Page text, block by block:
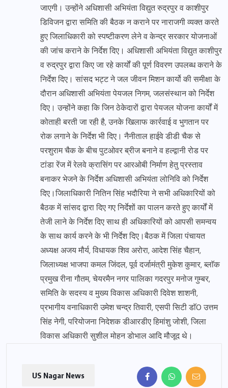
जाएगी। उन्होंने अधिशासी अभियंता विद्युत रुद्रपुर व काशीपुर
डिविजन द्वारा समिति की बैठक न कराने पर नाराजगी व्यक्त करते
हुए जिलाधिकारी को स्पष्टीकरण लेने व केन्द्र सरकार योजनाओं
की जांच कराने के निर्देश दिए। अधिशासी अभियंता विद्युत काशीपुर
व रुद्रपुर द्वारा किए जा रहे कार्यों की पूर्ण विवरण उपलब्ध कराने के
निर्देश दिए। सांसद भट्ट ने जल जीवन मिशन कार्यो की समीक्षा के
दौरान अधिशासी अभियंता पेयजल निगम, जलसंस्थान को निर्देश
दिए। उन्होंने कहा कि जिन ठेकेदारों द्वारा पेयजल योजना कार्यों में
कोताही बरती जा रही है, उनके खिलाफ कार्रवाई व भुगतान पर
रोक लगाने के निर्देश भी दिए। नैनीताल हाईवे डीडी चैक से
परशुराम चैक के बीच पुटओवर ब्रीज बनाने व हल्द्वानी रोड पर
टांडा रेंज में रेलवे क्रासिंग पर आरओबी निर्माण हेतु प्रस्ताव
बनाकर भेजने के निर्देश अधिशासी अभियंता लोनिवि को निर्देश
दिए।जिलाधिकारी नितिन सिंह भदौरिया ने सभी अधिकारियों को
बैठक में सांसद द्वारा दिए गए निर्देशों का पालन करते हुए कार्यों में
तेजी लाने के निर्देश दिए साथ ही अधिकारियों को आपसी समन्वय
के साथ कार्य करने के भी निर्देश दिए।बैठक में जिला पंचायत
अध्यक्ष अजय मौर्य, विधायक शिव अरोरा, आदेश सिंह चैहान,
जिलाध्यक्ष भाजपा कमल जिंदल, पूर्व दर्जामंत्री मुकेश कुमार, ब्लाॅक
प्रमुख रीना गौतम, चेयरमैन नगर पालिका गदरपुर मनोज गुम्बर,
समिति के सदस्य व मुख्य विकास अधिकारी दिवेश शाशनी,
प्रभागीय वनाधिकारी उमेश चन्द्र तिवारी, एसपी सिटी डाॅ0 उत्तम
सिंह नेगी, परियोजना निदेशक डीआरडीए हिमांशु जोशी, जिला
विकास अधिकारी सुशील मोहन डोभाल आदि मौजूद थे।
US Nagar News